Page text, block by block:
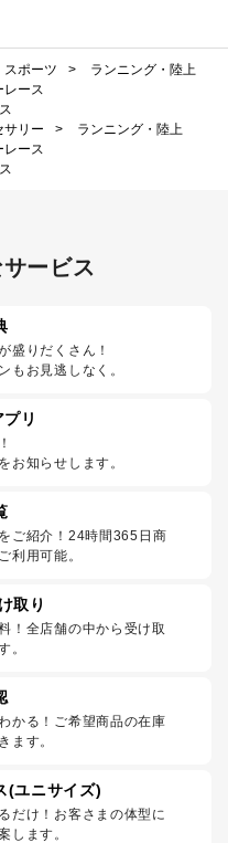
スポーツ >
ランニング・陸上
レース
サリー >
ランニング・陸上
レース
ービス
盛りだくさん！
もお見逃しなく。
リ
お知らせします。
ご紹介！24時間365日商
利用可能。
取り
！全店舗の中から受け取
。
かる！ご希望商品の在庫
ます。
(ユニサイズ)
だけ！お客さまの体型に
します。